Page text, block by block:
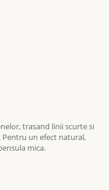
trasand linii scurte si
un efect natural,
mica.